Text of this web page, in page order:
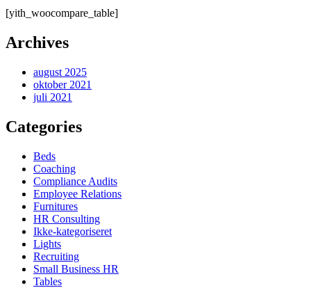
[yith_woocompare_table]
Archives
august 2025
oktober 2021
juli 2021
Categories
Beds
Coaching
Compliance Audits
Employee Relations
Furnitures
HR Consulting
Ikke-kategoriseret
Lights
Recruiting
Small Business HR
Tables